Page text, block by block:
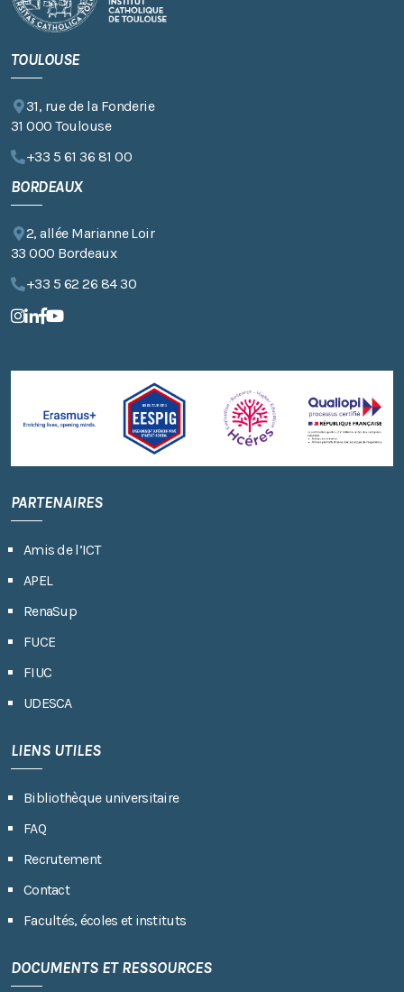
TOULOUSE
31, rue de la Fonderie
31 000 Toulouse
+33 5 61 36 81 00
BORDEAUX
2, allée Marianne Loir
33 000 Bordeaux
+33 5 62 26 84 30
PARTENAIRES
Amis de l’ICT
APEL
RenaSup
FUCE
FIUC
UDESCA
LIENS UTILES
Bibliothèque universitaire
FAQ
Recrutement
Contact
Facultés, écoles et instituts
DOCUMENTS ET RESSOURCES